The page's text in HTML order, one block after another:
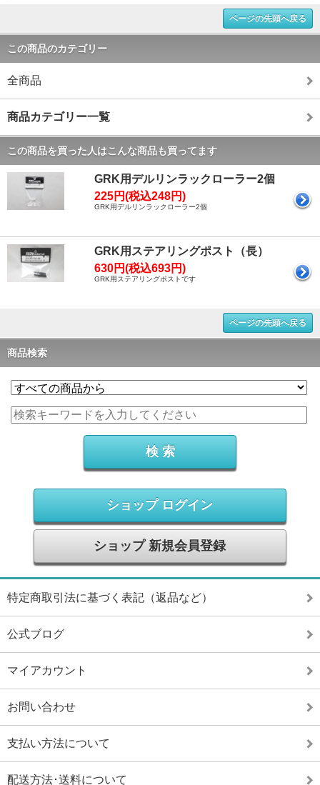
ページの先頭へ戻る
この商品のカテゴリー
全商品
商品カテゴリー一覧
この商品を買った人はこんな商品も買ってます
GRK用デルリンラックローラー2個
225円(税込248円)
GRK用デルリンラックローラー2個
GRK用ステアリングポスト（長）
630円(税込693円)
GRK用ステアリングポストです
ページの先頭へ戻る
商品検索
ショップ ログイン
ショップ 新規会員登録
特定商取引法に基づく表記（返品など）
公式ブログ
マイアカウント
お問い合わせ
支払い方法について
配送方法･送料について